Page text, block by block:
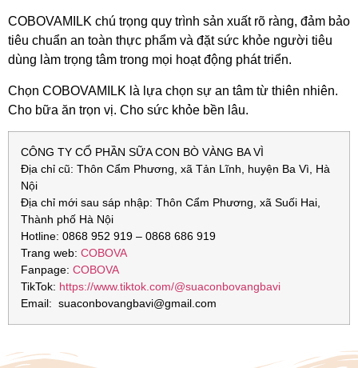
COBOVAMILK chú trọng quy trình sản xuất rõ ràng, đảm bảo
tiêu chuẩn an toàn thực phẩm và đặt sức khỏe người tiêu
dùng làm trọng tâm trong mọi hoạt động phát triển.
Chọn COBOVAMILK là lựa chọn sự an tâm từ thiên nhiên.
Cho bữa ăn trọn vị. Cho sức khỏe bền lâu.
CÔNG TY CỔ PHẦN SỮA CON BÒ VÀNG BA VÌ
Địa chỉ cũ: Thôn Cẩm Phương, xã Tản Lĩnh, huyện Ba Vì, Hà
Nội
Địa chỉ mới sau sáp nhập: Thôn Cẩm Phương, xã Suối Hai,
Thành phố Hà Nội
Hotline: 0868 952 919 – 0868 686 919
Trang web: COBOVA
Fanpage: COBOVA
TikTok: https://www.tiktok.com/@suaconbovangbavi
Email: suaconbovangbavi@gmail.com